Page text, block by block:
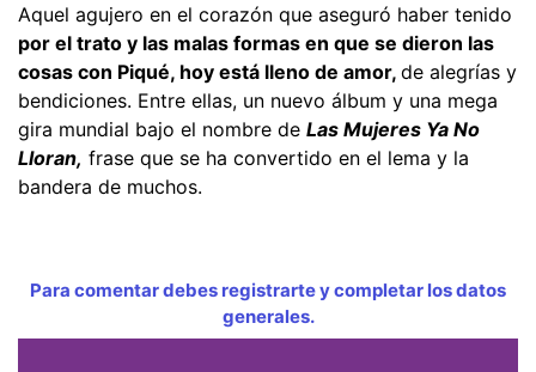
Aquel agujero en el corazón que aseguró haber tenido
por el trato y las malas formas en que se dieron las
cosas con Piqué, hoy está lleno de amor, de alegrías y
bendiciones. Entre ellas, un nuevo álbum y una mega
gira mundial bajo el nombre de Las Mujeres Ya No
Lloran, frase que se ha convertido en el lema y la
bandera de muchos.
Para comentar debes registrarte y completar los datos
generales.